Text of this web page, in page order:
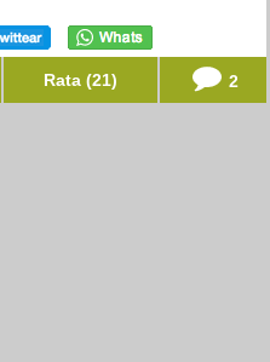
Rata (21) 2